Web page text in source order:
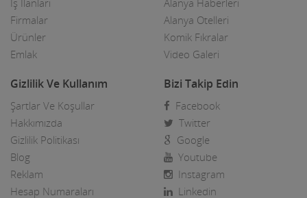
İş İlanları
Firmalar
Ürünler
Emlak
Alanya Haberleri
Alanya Otelleri
Komik Fıkralar
Video Galeri
Gizlilik Ve Kullanım
Şartlar Ve Koşullar
Hakkımızda
Gizlilik Politikası
Blog
Reklam
Hesap Numaraları
Bizi Takip Edin
Facebook
Twitter
Google
Youtube
Instagram
Linkedin